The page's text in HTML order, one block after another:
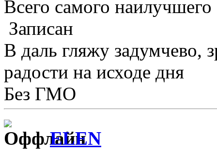
Всего самого
Записан
В даль гляжу задумчево,
радости на исходе дня
Без ГМО
ELEN